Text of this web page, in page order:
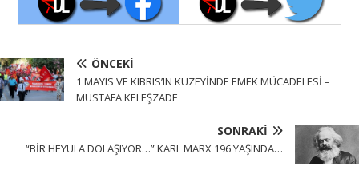
ÖNCEKI
1 MAYIS VE KIBRIS’IN KUZEYİNDE EMEK MÜCADELESİ –
MUSTAFA KELEŞZADE
SONRAKI
“BİR HEYULA DOLAŞIYOR…” KARL MARX 196 YAŞINDA…